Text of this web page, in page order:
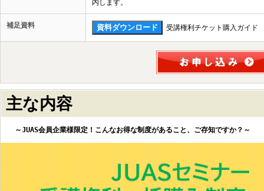
内します。
補足資料 受講権利チケット購入ガイド
主な内容